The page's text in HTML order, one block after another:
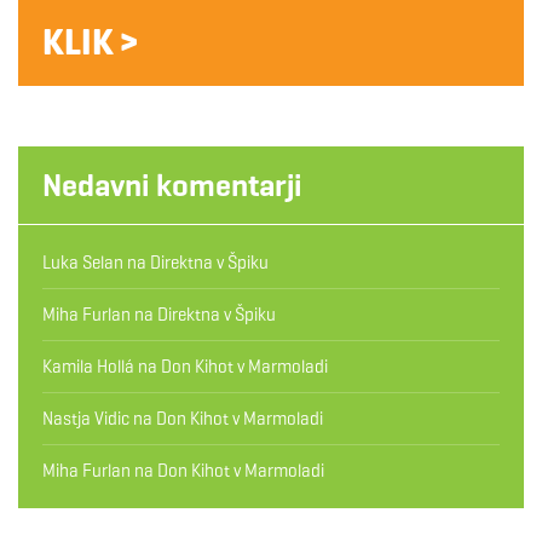
KLIK >
Nedavni komentarji
Luka Selan na Direktna v Špiku
Miha Furlan na Direktna v Špiku
Kamila Hollá na Don Kihot v Marmoladi
Nastja Vidic na Don Kihot v Marmoladi
Miha Furlan na Don Kihot v Marmoladi